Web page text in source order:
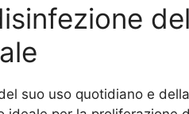
suo uso quotidiano e